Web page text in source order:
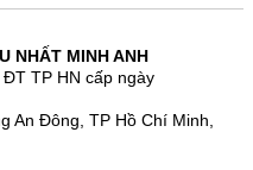
NHẤT MINH ANH
TP HN cấp ngày
An Đông, TP Hồ Chí Minh,